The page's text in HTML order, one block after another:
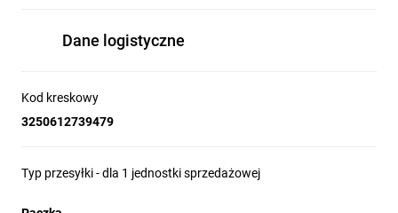
Dane logistyczne
Kod kreskowy
3250612739479
Typ przesyłki - dla 1 jednostki sprzedażowej